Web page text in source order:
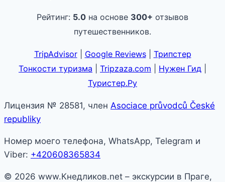
Рейтинг: 5.0 на основе 300+ отзывов
путешественников.
TripAdvisor| Google Reviews| Трипстер
Тонкости туризма
Tripzaza.com Нужен Гид
Туристер.Ру
Лицензия № 28581, член Asociace průvodců České
republiky
Номер моего телефона, WhatsApp, Telegram и
Viber: +420608365834
© 2026 www.Кнедликов.net – экскурсии в Праге,